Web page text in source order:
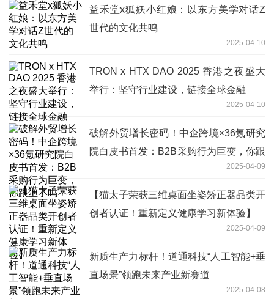
益禾堂x狐妖小红娘：以东方美学对话Z
世代的文化共鸣
2025-04-10
TRON x HTX DAO 2025 香港之夜盛大
举行：坚守行业建设，链接全球金融
2025-04-10
破解外贸增长密码！中企跨境×36氪研究
院白皮书首发：B2B采购行为巨变，你跟
2025-04-09
【猫太子荣获三维桌面坐姿矫正器品类开
创者认证！重新定义健康学习新体验】
2025-04-09
新质生产力标杆！道通科技“人工智能+垂
直场景”领跑未来产业新赛道
2025-04-08